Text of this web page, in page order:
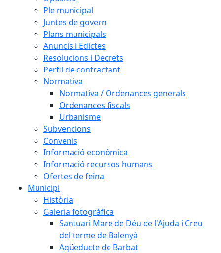
Ple municipal
Juntes de govern
Plans municipals
Anuncis i Edictes
Resolucions i Decrets
Perfil de contractant
Normativa
Normativa / Ordenances generals
Ordenances fiscals
Urbanisme
Subvencions
Convenis
Informació econòmica
Informació recursos humans
Ofertes de feina
Municipi
Història
Galeria fotogràfica
Santuari Mare de Déu de l'Ajuda i Creu
del terme de Balenyà
Aqüeducte de Barbat